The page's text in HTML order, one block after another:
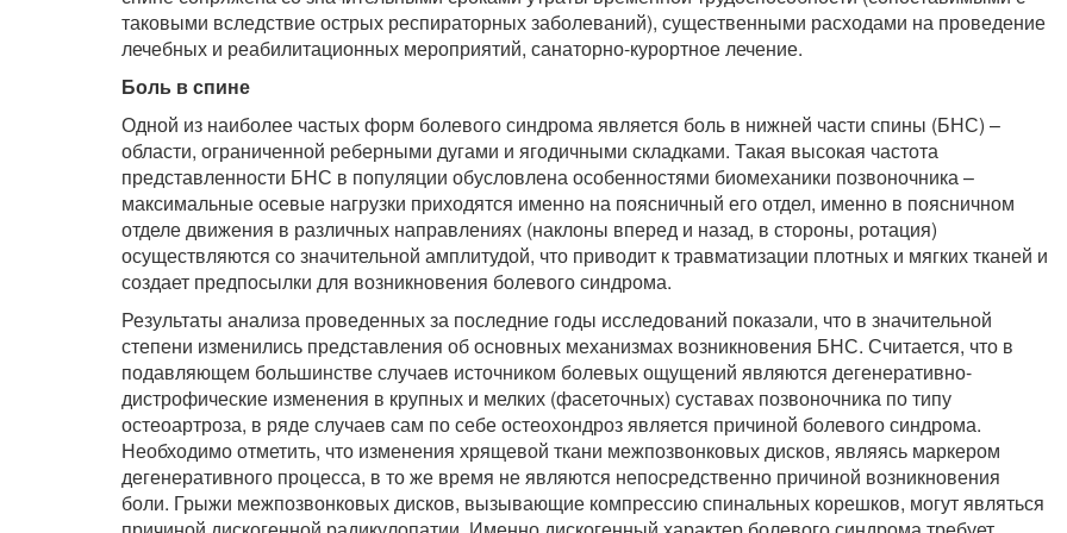
таковыми вследствие острых респираторных заболеваний), существенными расходами на проведение
лечебных и реабилитационных мероприятий, санаторно-курортное лечение.
Боль в спине
Одной из наиболее частых форм болевого синдрома является боль в нижней части спины (БНС) –
области, ограниченной реберными дугами и ягодичными складками. Такая высокая частота
представленности БНС в популяции обусловлена особенностями биомеханики позвоночника –
максимальные осевые нагрузки приходятся именно на поясничный его отдел, именно в поясничном
отделе движения в различных направлениях (наклоны вперед и назад, в стороны, ротация)
осуществляются со значительной амплитудой, что приводит к травматизации плотных и мягких тканей и
создает предпосылки для возникновения болевого синдрома.
Результаты анализа проведенных за последние годы исследований показали, что в значительной
степени изменились представления об основных механизмах возникновения БНС. Считается, что в
подавляющем большинстве случаев источником болевых ощущений являются дегенеративно-
дистрофические изменения в крупных и мелких (фасеточных) суставах позвоночника по типу
остеоартроза, в ряде случаев сам по себе остеохондроз является причиной болевого синдрома.
Необходимо отметить, что изменения хрящевой ткани межпозвонковых дисков, являясь маркером
дегенеративного процесса, в то же время не являются непосредственно причиной возникновения
боли. Грыжи межпозвонковых дисков, вызывающие компрессию спинальных корешков, могут являться